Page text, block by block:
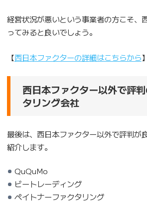
経営状況が悪いという事業者の方こそ、
ってみると良いでしょう。
【西日本ファクターの詳細はこちらから】
西日本ファクター以外で評
タリング会社
最後は、西日本ファクター以外で評判が
紹介します。
QuQuMo
ビートレーディング
ペイトナーファクタリング